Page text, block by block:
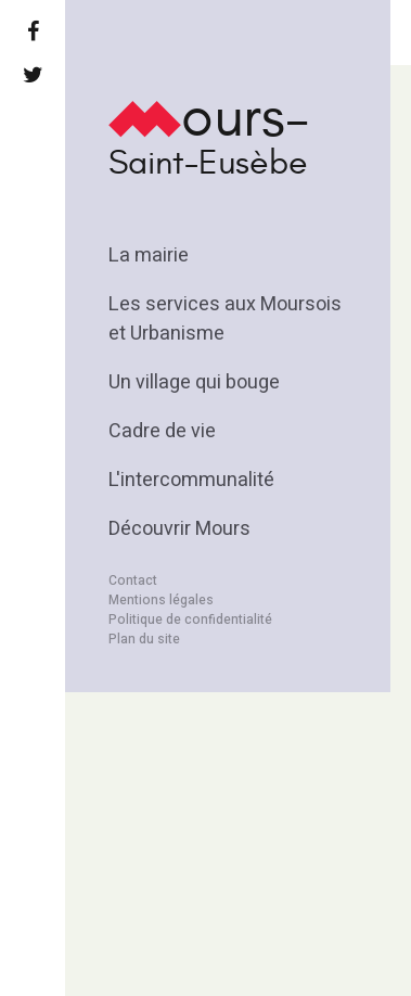
ours-
Saint-Eusèbe
La mairie
Les services aux Moursois
et Urbanisme
Un village qui bouge
Cadre de vie
L'intercommunalité
Découvrir Mours
Contact
Mentions légales
Politique de confidentialité
Plan du site